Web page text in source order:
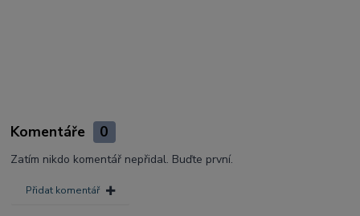
Komentáře 0
Zatím nikdo komentář nepřidal. Buďte první.
Přidat komentář